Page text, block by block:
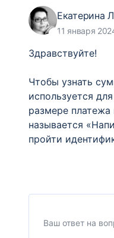
Екатерина
11 января
Здравствуйте!
Чтобы узнать
используется
размере
называется
пройти